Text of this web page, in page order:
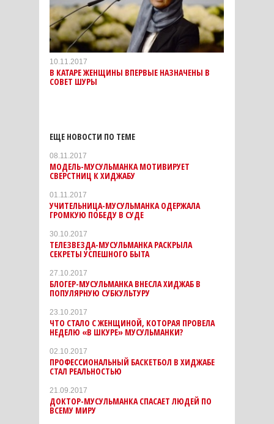
10.11.2017
В КАТАРЕ ЖЕНЩИНЫ ВПЕРВЫЕ НАЗНАЧЕНЫ В
СОВЕТ ШУРЫ
ЕЩЕ НОВОСТИ ПО ТЕМЕ
08.11.2017
МОДЕЛЬ-МУСУЛЬМАНКА МОТИВИРУЕТ
СВЕРСТНИЦ К ХИДЖАБУ
01.11.2017
УЧИТЕЛЬНИЦА-МУСУЛЬМАНКА ОДЕРЖАЛА
ГРОМКУЮ ПОБЕДУ В СУДЕ
30.10.2017
ТЕЛЕЗВЕЗДА-МУСУЛЬМАНКА РАСКРЫЛА
СЕКРЕТЫ УСПЕШНОГО БЫТА
27.10.2017
БЛОГЕР-МУСУЛЬМАНКА ВНЕСЛА ХИДЖАБ В
ПОПУЛЯРНУЮ СУБКУЛЬТУРУ
23.10.2017
ЧТО СТАЛО С ЖЕНЩИНОЙ, КОТОРАЯ ПРОВЕЛА
НЕДЕЛЮ «В ШКУРЕ» МУСУЛЬМАНКИ?
02.10.2017
ПРОФЕССИОНАЛЬНЫЙ БАСКЕТБОЛ В ХИДЖАБЕ
СТАЛ РЕАЛЬНОСТЬЮ
21.09.2017
ДОКТОР-МУСУЛЬМАНКА СПАСАЕТ ЛЮДЕЙ ПО
ВСЕМУ МИРУ